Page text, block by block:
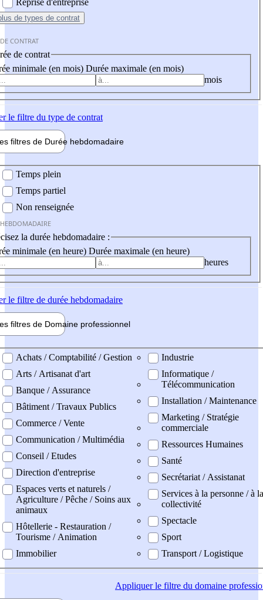
Reprise d'entreprise
de types de contrat
CONTRAT
de contrat
minimale (en mois) Durée maximale (en mois)
mois
le filtre du type de contrat
filtres de Durée hebdomadaire
Temps plein
Temps partiel
Non renseignée
la durée hebdomadaire :
minimale (en heure) Durée maximale (en heure)
heures
le filtre de durée hebdomadaire
filtres de Domaine professionnel
professionel
Achats / Comptabilité / Gestion
Arts / Artisanat d'art
Banque / Assurance
Bâtiment / Travaux Publics
Commerce / Vente
Communication / Multimédia
Conseil / Etudes
Direction d'entreprise
Espaces verts et naturels /
Agriculture / Pêche / Soins aux
animaux
Hôtellerie - Restauration /
Tourisme / Animation
Immobilier
Industrie
Informatique /
Télécommunication
Installation / Maintenance
Marketing / Stratégie
commerciale
Ressources Humaines
Santé
Secrétariat / Assistanat
Services à la personne / à la
collectivité
Spectacle
Sport
Transport / Logistique
Appliquerle filtre du domaine